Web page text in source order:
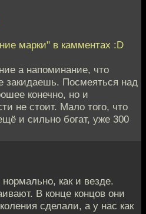
марки" в камментах :D
а напоминание, что
закидаешь. Посмеяться над
конечно, но и
не стоит. Мало того, что
и сильно богат, уже 300
как и везде.
В конце концов они
сделали, а у нас как